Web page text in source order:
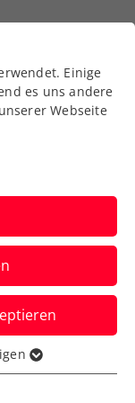
eins
50
Einige
es uns andere
Webseite